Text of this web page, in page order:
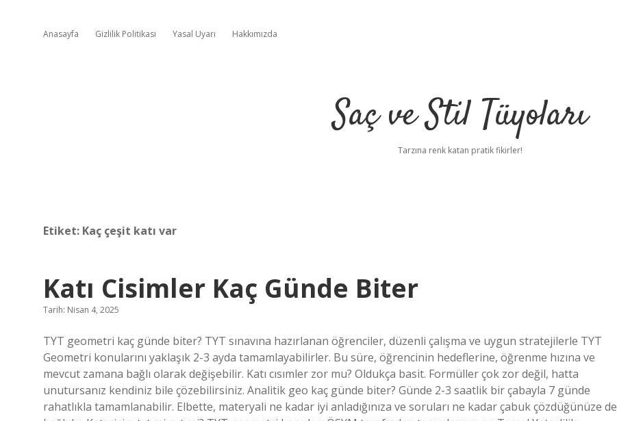
Anasayfa Gizlilik Politikası Yasal Uyarı Hakkımızda
Saç ve Stil Tüyoları
Tarzına renk katan pratik fikirler!
Etiket: Kaç çeşit katı var
Katı Cisimler Kaç Günde Biter
Tarih: Nisan 4, 2025
TYT geometri kaç günde biter? TYT sınavına hazırlanan öğrenciler, düzenli çalışma ve uygun stratejilerle TYT
Geometri konularını yaklaşık 2-3 ayda tamamlayabilirler. Bu süre, öğrencinin hedeflerine, öğrenme hızına ve
mevcut zamana bağlı olarak değişebilir. Katı cısımler zor mu? Oldukça basit. Formüller çok zor değil, hatta
unutursanız kendiniz bile çözebilirsiniz. Analitik geo kaç günde biter? Günde 2-3 saatlik bir çabayla 7 günde
rahatlıkla tamamlanabilir. Elbette, materyali ne kadar iyi anladığınıza ve soruları ne kadar çabuk çözdüğünüze de